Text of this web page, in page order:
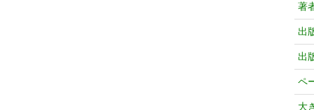
著
出
出
ペ
大